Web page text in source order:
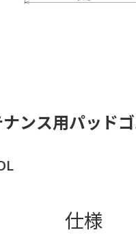
ンス用パッド
仕様